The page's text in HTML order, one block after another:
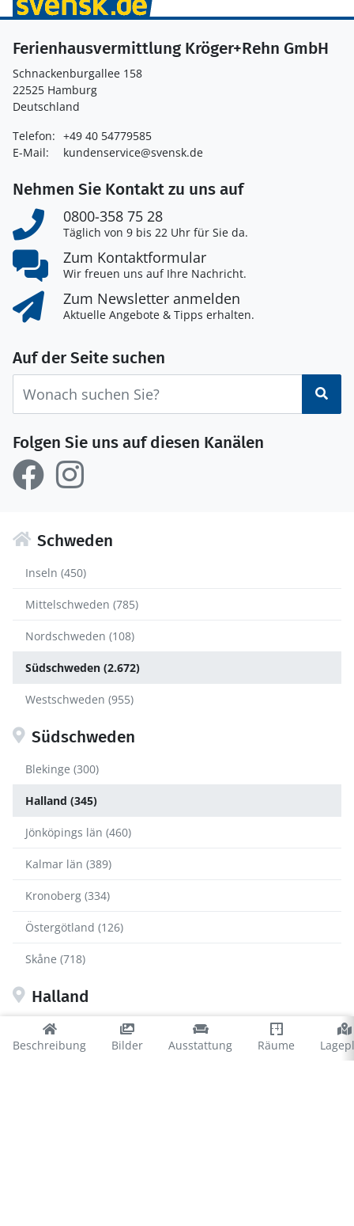
Beschreibung Bilder Ausstattung Räume
Ferienhausvermittlung Kröger+Rehn GmbH
Schnackenburgallee 158
22525 Hamburg
Deutschland
Telefon: +49 40 54779585
E-Mail:
kundenservice@svensk.de
Nehmen Sie Kontakt zu uns auf
0800-358 75 28
Täglich von 9 bis 22 Uhr für Sie da.
Zum Kontaktformular
Wir freuen uns auf Ihre Nachricht.
Zum Newsletter anmelden
Aktuelle Angebote & Tipps erhalten.
Auf der Seite suchen
Folgen Sie uns auf diesen Kanälen
Schweden
Inseln (450)
Mittelschweden (785)
Nordschweden (108)
Südschweden (2.672)
Westschweden (955)
Südschweden
Blekinge (300)
Halland (345)
Jönköpings län (460)
Kalmar län (389)
Kronoberg (334)
Östergötland (126)
Skåne (718)
Halland
Falkenberg (88)